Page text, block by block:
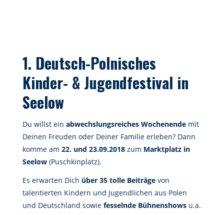
1. Deutsch-Polnisches
Kinder- & Jugendfestival in
Seelow
Du willst ein abwechslungsreiches Wochenende mit
Deinen Freuden oder Deiner Familie erleben? Dann
komme am 22. und 23.09.2018 zum Marktplatz in
Seelow (Puschkinplatz).
Es erwarten Dich über 35 tolle Beiträge von
talentierten Kindern und Jugendlichen aus Polen
und Deutschland sowie fesselnde Bühnenshows u.a.